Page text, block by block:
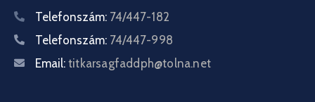
Telefonszám: 74/447-182
Telefonszám: 74/447-998
Email: titkarsagfaddph@tolna.net